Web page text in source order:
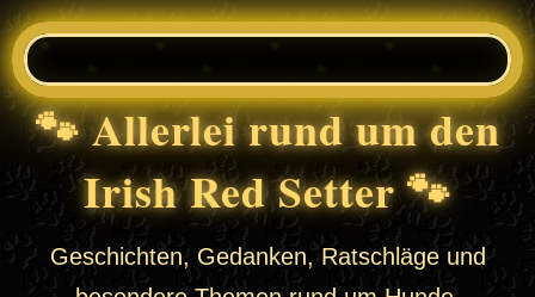
🐾 Allerlei rund um den
Irish Red Setter 🐾
Geschichten, Gedanken, Ratschläge und